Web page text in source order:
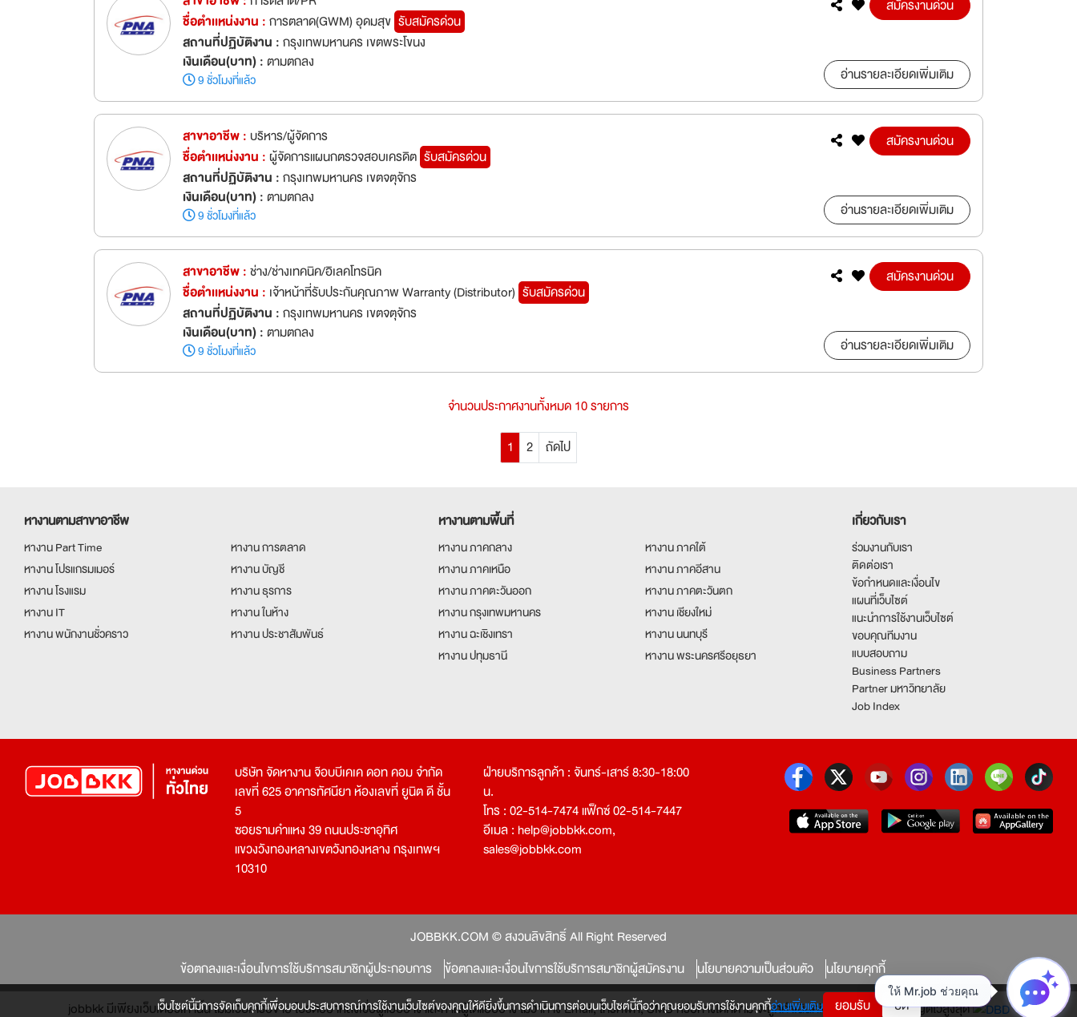
เว็บไซต์นี้มีการจัดเก็บคุกกี้เพื่อมอบประสบการณ์การใช้งานเว็บไซต์ของคุณให้ดียิ่งขึ้นการดำเนินการต่อบนเว็บไซต์นี้ถือว่าคุณยอมรับการใช้งานคุกกี้อ่านเพิ่มเติม ยอมรับ ปิด
ชื่อตำเเหน่งงาน :การตลาด(GWM) อุดมสุข รับสมัครด่วน
สถานที่ปฏิบัติงาน :กรุงเทพมหานคร เขตพระโขนง
เงินเดือน(บาท) :ตามตกลง
9 ชั่วโมงที่แล้ว
สมัครงานด่วน
อ่านรายละเอียดเพิ่มเติม
สาขาอาชีพ :บริหาร/ผู้จัดการ
ชื่อตำเเหน่งงาน :ผู้จัดการแผนกตรวจสอบเครดิต รับสมัครด่วน
สถานที่ปฏิบัติงาน :กรุงเทพมหานคร เขตจตุจักร
เงินเดือน(บาท) :ตามตกลง
9 ชั่วโมงที่แล้ว
สมัครงานด่วน
อ่านรายละเอียดเพิ่มเติม
สาขาอาชีพ :ช่าง/ช่างเทคนิค/อิเลคโทรนิค
ชื่อตำเเหน่งงาน : เจ้าหน้าที่รับประกันคุณภาพ Warranty (Distributor) รับสมัครด่วน
สถานที่ปฏิบัติงาน :กรุงเทพมหานคร เขตจตุจักร
เงินเดือน(บาท) :ตามตกลง
9 ชั่วโมงที่แล้ว
สมัครงานด่วน
อ่านรายละเอียดเพิ่มเติม
จำนวนประกาศงานทั้งหมด 10 รายการ
1
2 ถัดไป
หางานตามสาขาอาชีพ
หางาน Part Time
หางาน การตลาด
หางาน โปรแกรมเมอร์
หางาน บัญชี
หางาน โรงแรม
หางาน ธุรการ
หางาน IT
หางาน ในห้าง
หางาน พนักงานชั่วคราว
หางาน ประชาสัมพันธ์
หางานตามพื้นที่
หางาน ภาคกลาง
หางาน ภาคใต้
หางาน ภาคเหนือ
หางาน ภาคอีสาน
หางาน ภาคตะวันออก
หางาน ภาคตะวันตก
หางาน กรุงเทพมหานคร
หางาน เชียงใหม่
หางาน ฉะเชิงเทรา
หางาน นนทบุรี
หางาน ปทุมธานี
หางาน พระนครศรีอยุธยา
เกี่ยวกับเรา
ร่วมงานกับเรา
ติดต่อเรา
ข้อกำหนดและเงื่อนไข
แผนที่เว็บไซต์
แนะนำการใช้งานเว็บไซต์
ขอบคุณทีมงาน
แบบสอบถาม
Business Partners
Partner มหาวิทยาลัย
Job Index
บริษัท จัดหางาน จ๊อบบีเคเค ดอท คอม จำกัด
เลขที่ 625 อาคารทัศนียา ห้องเลขที่ ยูนิต ดี ชั้น
5
ซอยรามคำแหง 39 ถนนประชาอุทิศ
แขวงวังทองหลางเขตวังทองหลาง กรุงเทพฯ
10310
ฝ่ายบริการลูกค้า : จันทร์-เสาร์ 8:30-18:00
น.
โทร : 02-514-7474 แฟ็กซ์ 02-514-7447
อีเมล : help@jobbkk.com,
sales@jobbkk.com
JOBBKK.COM © สงวนลิขสิทธิ์ All Right Reserved
ข้อตกลงและเงื่อนไขการใช้บริการสมาชิกผู้ประกอบการ
ข้อตกลงและเงื่อนไขการใช้บริการสมาชิกผู้สมัครงาน นโยบายความเป็นส่วนตัว
นโยบายคุกกี้
jobbkk มีเพียงเว็บเดียวเท่านั้น ไม่มีเว็บเครือข่าย โปรดอย่าหลงเชื่อผู้แอบอ้าง และหากผู้ใดแอบอ้าง ไม่ว่าทาง Email, โทรศัพท์, SMS หรือทางใดก็ตาม จะถูกดำเนินคดีตามที่กฎหมายบัญญัติไว้สูงสุด